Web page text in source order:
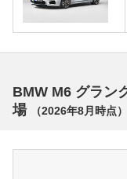
BMW M6 グラン
場
（2026年8月 時点）